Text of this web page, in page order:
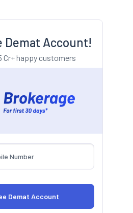
Demat Account!
Cr+ happy customers